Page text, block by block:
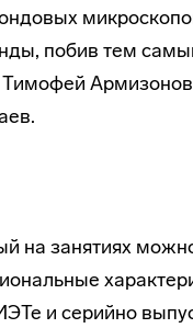
побив тем
Тимофей
на занятиях
и серийно